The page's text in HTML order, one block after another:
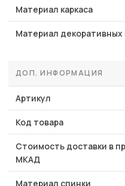
Материал каркаса
Материал декоративных
ДОП. ИНФОРМАЦИЯ
Артикул
Код товара
Стоимость доставки в
МКАД
Материал спинки